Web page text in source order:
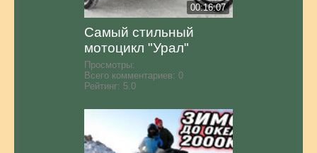
00:16:07
Самый стильный
мотоцикл "Урал"
Просмотры:
Всего комментариев: 0
Рейтинг: 5.0